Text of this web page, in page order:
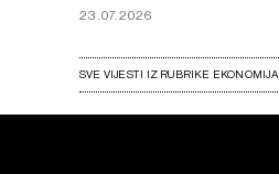
23.07.2026
SVE VIJESTI IZ RUBRIKE EKONOMIJA